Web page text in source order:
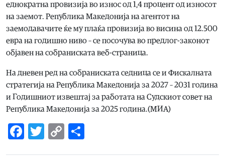
еднократна провизија во износ од 1,4 процент од износот
на заемот. Република Македонија на агентот на
заемодавачите ќе му плаќа провизија во висина од 12.500
евра на годишно ниво – се посочува во предлог-законот
објавен на собраниската веб-страница.
На дневен ред на собраниската седница се и Фискалната
стратегија на Република Македонија за 2027 – 2031 година
и Годишниот извештај за работата на Судскиот совет на
Република Македонија за 2025 година.(МИА)
Facebook
Twitter
Copy